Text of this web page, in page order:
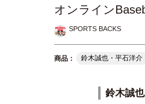
オンライン
SPORTS BACKS
鈴木誠也・平石洋
鈴木誠